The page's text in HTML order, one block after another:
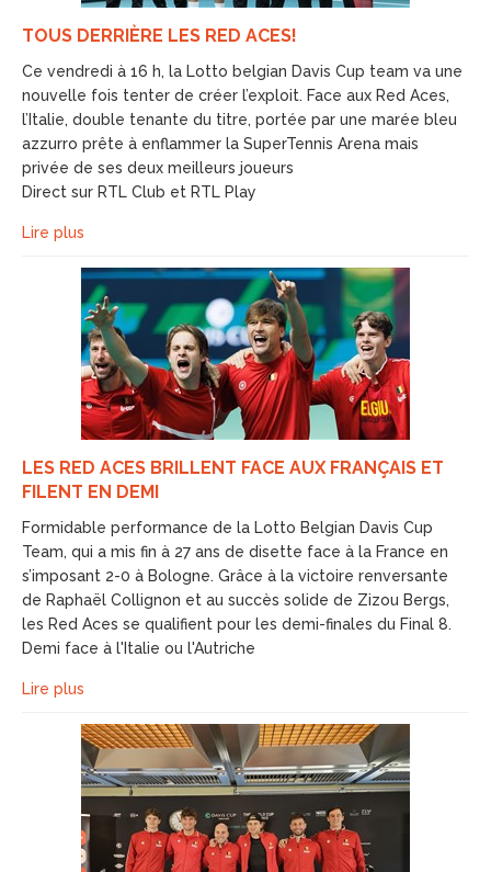
TOUS DERRIÈRE LES RED ACES!
Ce vendredi à 16 h, la Lotto belgian Davis Cup team va une
nouvelle fois tenter de créer l’exploit. Face aux Red Aces,
l’Italie, double tenante du titre, portée par une marée bleu
azzurro prête à enflammer la SuperTennis Arena mais
privée de ses deux meilleurs joueurs
Direct sur RTL Club et RTL Play
Lire plus
LES RED ACES BRILLENT FACE AUX FRANÇAIS ET
FILENT EN DEMI
Formidable performance de la Lotto Belgian Davis Cup
Team, qui a mis fin à 27 ans de disette face à la France en
s’imposant 2-0 à Bologne. Grâce à la victoire renversante
de Raphaël Collignon et au succès solide de Zizou Bergs,
les Red Aces se qualifient pour les demi-finales du Final 8.
Demi face à l'Italie ou l'Autriche
Lire plus